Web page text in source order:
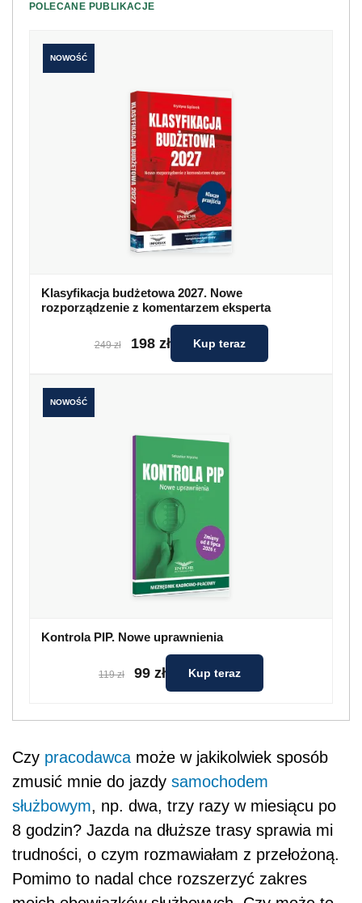
POLECANE PUBLIKACJE
NOWOŚĆ
Klasyfikacja budżetowa 2027. Nowe
rozporządzenie z komentarzem eksperta
249 zł 198 zł Kup teraz
NOWOŚĆ
Kontrola PIP. Nowe uprawnienia
119 zł 99 zł Kup teraz
Czy pracodawca może w jakikolwiek sposób
zmusić mnie do jazdy samochodem
służbowym, np. dwa, trzy razy w miesiącu po
8 godzin? Jazda na dłuższe trasy sprawia mi
trudności, o czym rozmawiałam z przełożoną.
Pomimo to nadal chce rozszerzyć zakres